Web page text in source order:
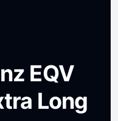
EQV
Long